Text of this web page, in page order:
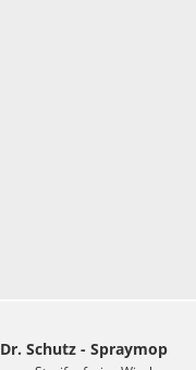
Dr. Schutz - Spraymop